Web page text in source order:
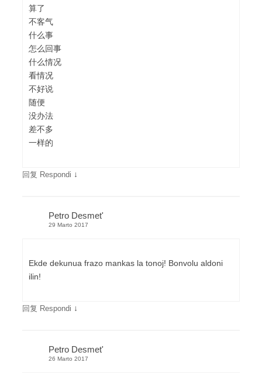
算了
不客气
什么事
怎么回事
什么情况
看情况
不好说
随便
没办法
差不多
一样的
回复 Respondi ↓
Petro Desmet'
29 Marto 2017
Ekde dekunua frazo mankas la tonoj! Bonvolu aldoni
ilin!
回复 Respondi ↓
Petro Desmet'
26 Marto 2017